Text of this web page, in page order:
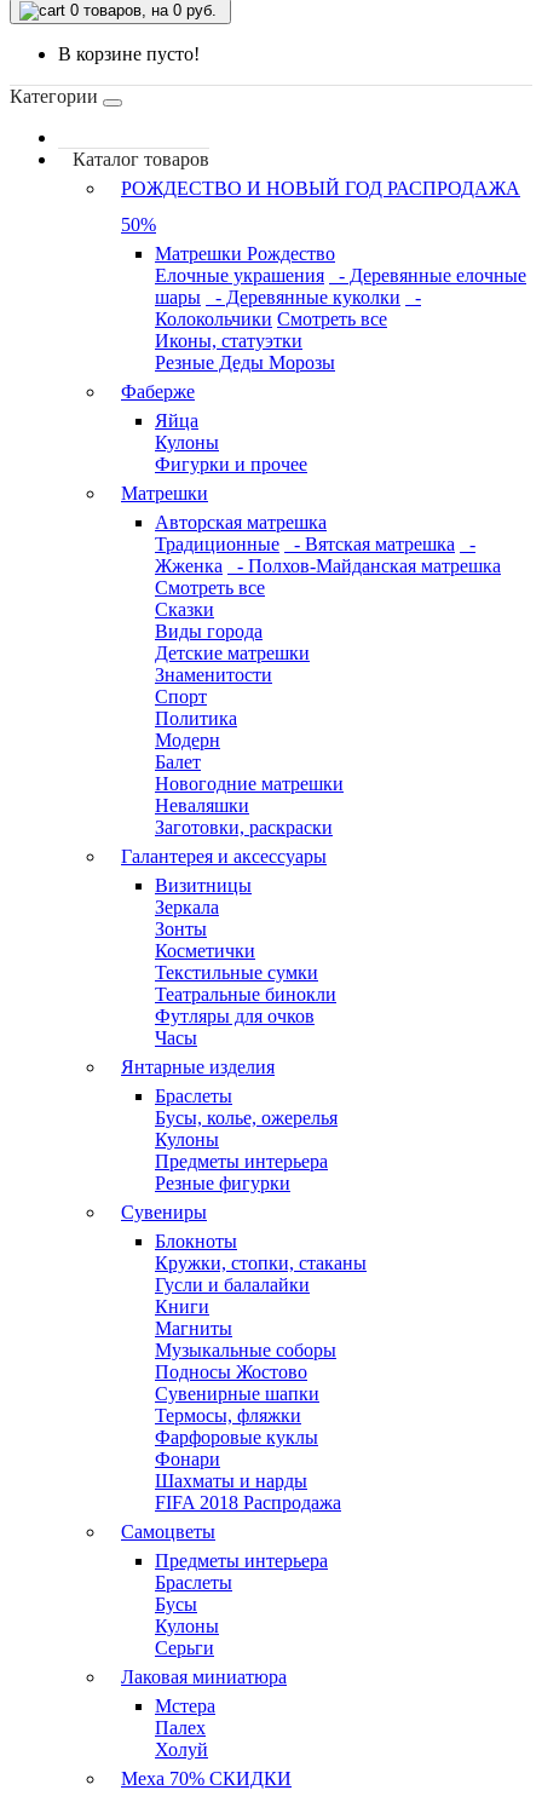
0 товаров, на 0 руб.
В корзине пусто!
Категории
Каталог товаров
РОЖДЕСТВО И НОВЫЙ ГОД РАСПРОДАЖА
50%
Матрешки Рождество
Елочные украшения
- Деревянные елочные
шары
- Деревянные куколки
-
Колокольчики Смотреть все
Иконы, статуэтки
Резные Деды Морозы
Фаберже
Яйца
Кулоны
Фигурки и прочее
Матрешки
Авторская матрешка
Традиционные
- Вятская матрешка
-
Жженка
- Полхов-Майданская матрешка
Смотреть все
Сказки
Виды города
Детские матрешки
Знаменитости
Спорт
Политика
Модерн
Балет
Новогодние матрешки
Неваляшки
Заготовки, раскраски
Галантерея и аксессуары
Визитницы
Зеркала
Зонты
Косметички
Текстильные сумки
Театральные бинокли
Футляры для очков
Часы
Янтарные изделия
Браслеты
Бусы, колье, ожерелья
Кулоны
Предметы интерьера
Резные фигурки
Сувениры
Блокноты
Кружки, стопки, стаканы
Гусли и балалайки
Книги
Магниты
Музыкальные соборы
Подносы Жостово
Сувенирные шапки
Термосы, фляжки
Фарфоровые куклы
Фонари
Шахматы и нарды
FIFA 2018 Распродажа
Самоцветы
Предметы интерьера
Браслеты
Бусы
Кулоны
Серьги
Лаковая миниатюра
Мстера
Палех
Холуй
Меха 70% СКИДКИ